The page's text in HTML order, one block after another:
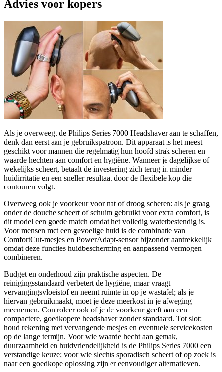
Advies voor kopers
Als je overweegt de Philips Series 7000 Headshaver aan te schaffen,
denk dan eerst aan je gebruikspatroon. Dit apparaat is het meest
geschikt voor mannen die regelmatig hun hoofd strak scheren en
waarde hechten aan comfort en hygiëne. Wanneer je dagelijkse of
wekelijks scheert, betaalt de investering zich terug in minder
huidirritatie en een sneller resultaat door de flexibele kop die
contouren volgt.
Overweeg ook je voorkeur voor nat of droog scheren: als je graag
onder de douche scheert of schuim gebruikt voor extra comfort, is
dit model een goede match omdat het volledig waterbestendig is.
Voor mensen met een gevoelige huid is de combinatie van
ComfortCut-mesjes en PowerAdapt-sensor bijzonder aantrekkelijk
omdat deze functies huidbescherming en aanpassend vermogen
combineren.
Budget en onderhoud zijn praktische aspecten. De
reinigingsstandaard verbetert de hygiëne, maar vraagt
vervangingsvloeistof en neemt ruimte in op je wastafel; als je
hiervan gebruikmaakt, moet je deze meerkost in je afweging
meenemen. Controleer ook of je de voorkeur geeft aan een
compactere, goedkopere headshaver zonder standaard. Tot slot:
houd rekening met vervangende mesjes en eventuele servicekosten
op de lange termijn. Voor wie waarde hecht aan gemak,
duurzaamheid en huidvriendelijkheid is de Philips Series 7000 een
verstandige keuze; voor wie slechts sporadisch scheert of op zoek is
naar een goedkope oplossing zijn er eenvoudiger alternatieven.